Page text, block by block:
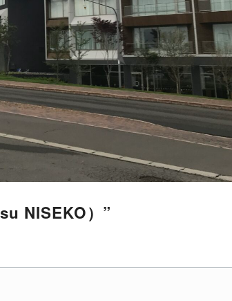
NISEKO）”